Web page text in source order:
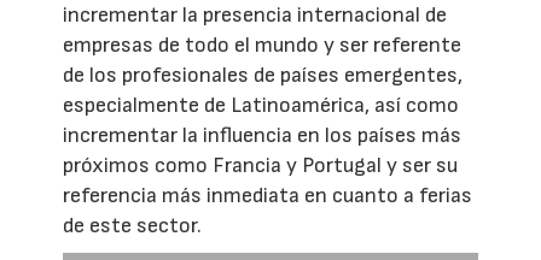
incrementar la presencia internacional de
empresas de todo el mundo y ser referente
de los profesionales de países emergentes,
especialmente de Latinoamérica, así como
incrementar la influencia en los países más
próximos como Francia y Portugal y ser su
referencia más inmediata en cuanto a ferias
de este sector.